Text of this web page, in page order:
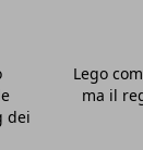
dei
Lego
ma il